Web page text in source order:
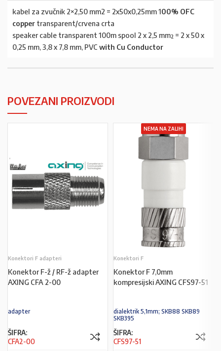
kabel za zvučnik 2×2,50 mm2 = 2x50x0,25mm 100% OFC
copper transparent/crvena crta
speaker cable transparent 100m spool 2 x 2,5 mm² = 2 x 50 x
0,25 mm, 3,8 x 7,8 mm, PVC with Cu Conductor
POVEZANI PROIZVODI
Konektori F adapteri
Konektor F-ž / RF-ž adapter
AXING CFA 2-00
adapter
ŠIFRA:
CFA2-00
NEMA NA ZALIHI
Konektori F
Konektor F 7,0mm
kompresijski AXING CFS97-51
dialektrik 5,1mm; SKB88 SKB89
SKB395
ŠIFRA:
CFS97-51